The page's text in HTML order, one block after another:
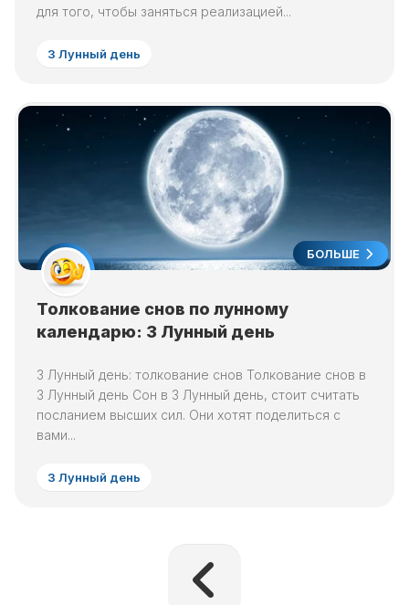
для того, чтобы заняться реализацией...
3 Лунный день
БОЛЬШЕ
Толкование снов по лунному
календарю: 3 Лунный день
3 Лунный день: толкование снов Толкование снов в
3 Лунный день Сон в 3 Лунный день, стоит считать
посланием высших сил. Они хотят поделиться с
вами...
3 Лунный день